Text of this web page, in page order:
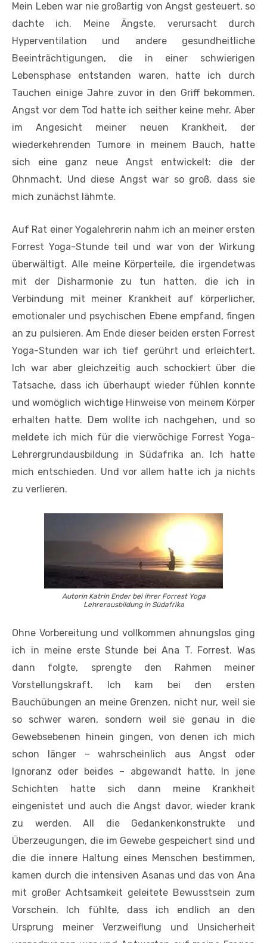
Mein Leben war nie großartig von Angst gesteuert, so
dachte ich. Meine Ängste, verursacht durch
Hyperventilation und andere gesundheitliche
Beeinträchtigungen, die in einer schwierigen
Lebensphase entstanden waren, hatte ich durch
Tauchen einige Jahre zuvor in den Griff bekommen.
Angst vor dem Tod hatte ich seither keine mehr. Aber
im Angesicht meiner neuen Krankheit, der
wiederkehrenden Tumore in meinem Bauch, hatte
sich eine ganz neue Angst entwickelt: die der
Ohnmacht. Und diese Angst war so groß, dass sie
mich zunächst lähmte.
Auf Rat einer Yogalehrerin nahm ich an meiner ersten
Forrest Yoga-Stunde teil und war von der Wirkung
überwältigt. Alle meine Körperteile, die irgendetwas
mit der Disharmonie zu tun hatten, die ich in
Verbindung mit meiner Krankheit auf körperlicher,
emotionaler und psychischen Ebene empfand, fingen
an zu pulsieren. Am Ende dieser beiden ersten Forrest
Yoga-Stunden war ich tief gerührt und erleichtert.
Ich war aber gleichzeitig auch schockiert über die
Tatsache, dass ich überhaupt wieder fühlen konnte
und womöglich wichtige Hinweise von meinem Körper
erhalten hatte. Dem wollte ich nachgehen, und so
meldete ich mich für die vierwöchige Forrest Yoga-
Lehrergrundausbildung in Südafrika an. Ich hatte
mich entschieden. Und vor allem hatte ich ja nichts
zu verlieren.
Autorin Katrin Ender bei ihrer Forrest Yoga
Lehrerausbildung in Südafrika
Ohne Vorbereitung und vollkommen ahnungslos ging
ich in meine erste Stunde bei Ana T. Forrest. Was
dann folgte, sprengte den Rahmen meiner
Vorstellungskraft. Ich kam bei den ersten
Bauchübungen an meine Grenzen, nicht nur, weil sie
so schwer waren, sondern weil sie genau in die
Gewebsebenen hinein gingen, von denen ich mich
schon länger – wahrscheinlich aus Angst oder
Ignoranz oder beides – abgewandt hatte. In jene
Schichten hatte sich dann meine Krankheit
eingenistet und auch die Angst davor, wieder krank
zu werden. All die Gedankenkonstrukte und
Überzeugungen, die im Gewebe gespeichert sind und
die die innere Haltung eines Menschen bestimmen,
kamen durch die intensiven Asanas und das von Ana
mit großer Achtsamkeit geleitete Bewusstsein zum
Vorschein. Ich fühlte, dass ich endlich an den
Ursprung meiner Verzweiflung und Unsicherheit